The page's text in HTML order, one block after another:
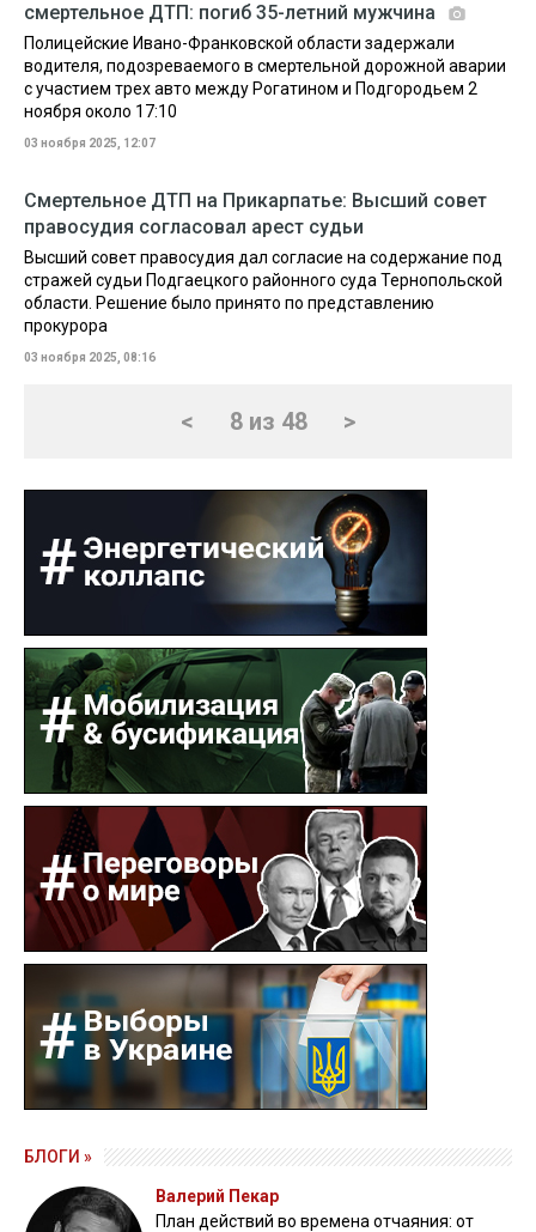
смертельное ДТП: погиб 35-летний мужчина
Полицейские Ивано-Франковской области задержали
водителя, подозреваемого в смертельной дорожной аварии
с участием трех авто между Рогатином и Подгородьем 2
ноября около 17:10
03 ноября 2025, 12:07
Смертельное ДТП на Прикарпатье: Высший совет
правосудия согласовал арест судьи
Высший совет правосудия дал согласие на содержание под
стражей судьи Подгаецкого районного суда Тернопольской
области. Решение было принято по представлению
прокурора
03 ноября 2025, 08:16
< 8 из 48 >
БЛОГИ »
Валерий Пекар
План действий во времена отчаяния: от